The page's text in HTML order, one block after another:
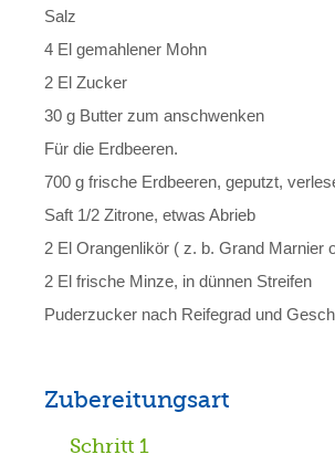
Salz
4 El gemahlener Mohn
2 El Zucker
30 g Butter zum anschwenken
Für die Erdbeeren.
700 g frische Erdbeeren, geputzt,
Saft 1/2 Zitrone, etwas Abrieb
2 El Orangenlikör ( z. b. Grand Marnier
2 El frische Minze, in dünnen Streifen
Puderzucker nach Reifegrad und
Zubereitungsart
Schritt 1